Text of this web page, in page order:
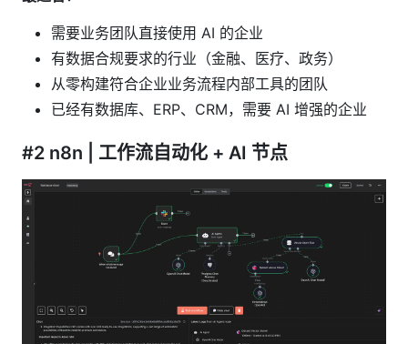
需要业务团队直接使用 AI 的企业
有数据合规要求的行业（金融、医疗、政务）
从零构建符合企业业务流程内部工具的团队
已经有数据库、ERP、CRM，需要 AI 增强的企业
#2 n8n | 工作流自动化 + AI 节点